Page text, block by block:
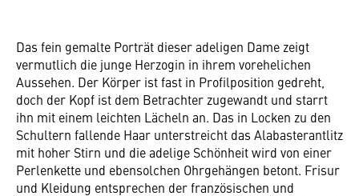
Das fein gemalte Porträt dieser adeligen Dame zeigt
vermutlich die junge Herzogin in ihrem vorehelichen
Aussehen. Der Körper ist fast in Profilposition gedreht,
doch der Kopf ist dem Betrachter zugewandt und starrt
ihn mit einem leichten Lächeln an. Das in Locken zu den
Schultern fallende Haar unterstreicht das Alabasterantlitz
mit hoher Stirn und die adelige Schönheit wird von einer
Perlenkette und ebensolchen Ohrgehängen betont. Frisur
und Kleidung entsprechen der französischen und